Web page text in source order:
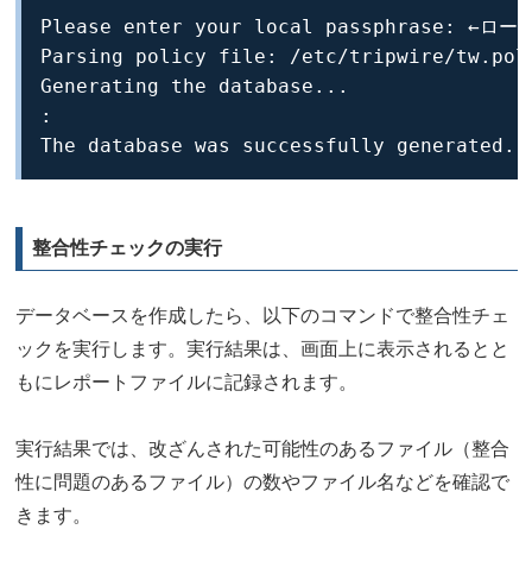
Please enter your local passphrase: ←ローカル
Parsing policy file: /etc/tripwire/tw.pol
Generating the database...
:
The database was successfully generated.
整合性チェックの実行
データベースを作成したら、以下のコマンドで整合性チェ
ックを実行します。実行結果は、画面上に表示されるとと
もにレポートファイルに記録されます。
実行結果では、改ざんされた可能性のあるファイル（整合
性に問題のあるファイル）の数やファイル名などを確認で
きます。